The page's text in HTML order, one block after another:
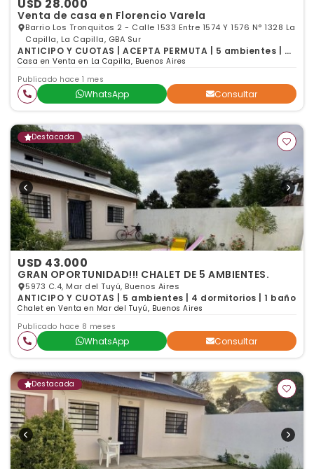
USD 28.000
Venta de casa en Florencio Varela
Barrio Los Tronquitos 2 - Calle 1533 Entre 1574 Y 1576 N° 1328 La
Capilla, La Capilla, GBA Sur
ANTICIPO Y CUOTAS | ACEPTA PERMUTA | 5 ambientes | 3
dormitorios | 1 baño
Casa en Venta en La Capilla, Buenos Aires
Publicado hace 1 mes
WhatsApp Consultar
Destacada
USD 43.000
GRAN OPORTUNIDAD!!! CHALET DE 5 AMBIENTES.
5973 C.4, Mar del Tuyú, Buenos Aires
ANTICIPO Y CUOTAS | 5 ambientes | 4 dormitorios | 1 baño
Chalet en Venta en Mar del Tuyú, Buenos Aires
Publicado hace 8 meses
WhatsApp Consultar
Destacada